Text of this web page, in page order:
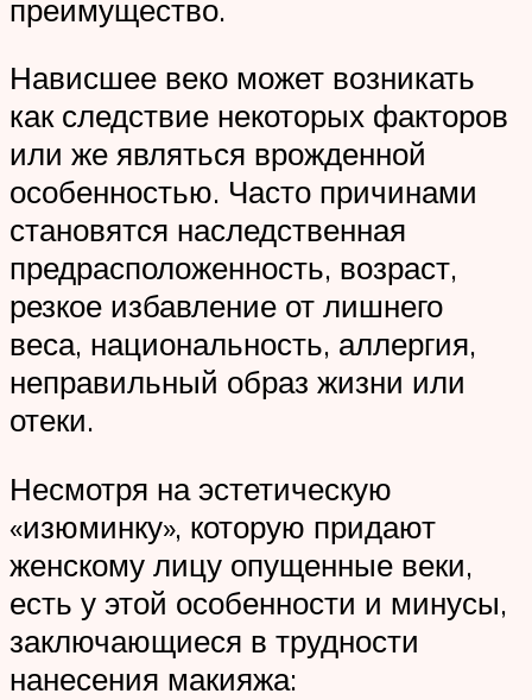
преимущество.
Нависшее веко может возникать
как следствие некоторых факторов
или же являться врожденной
особенностью. Часто причинами
становятся наследственная
предрасположенность, возраст,
резкое избавление от лишнего
веса, национальность, аллергия,
неправильный образ жизни или
отеки.
Несмотря на эстетическую
«изюминку», которую придают
женскому лицу опущенные веки,
есть у этой особенности и минусы,
заключающиеся в трудности
нанесения макияжа: